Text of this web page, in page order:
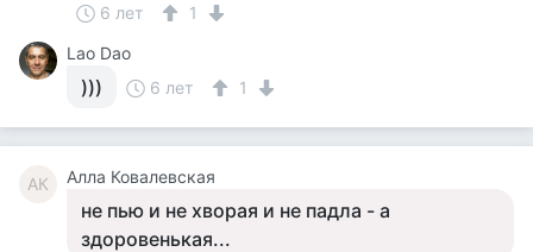
6 лет
1
Lao Dao
))) 6 лет 1
АК Алла Ковалевская
не пью и не хворая и не падла - а
здоровенькая...